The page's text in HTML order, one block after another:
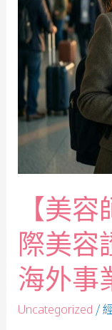
【美
際美容
海外事
Uncategorized /